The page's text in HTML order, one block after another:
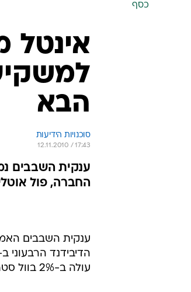
כסף
אינטל
הבא
סוכנויות הידיעות
12.11.2010 / 17:43
ענקית השבבים
החברה, פול
ענקית השבבים
עולה ב-2% בוול סטריט.